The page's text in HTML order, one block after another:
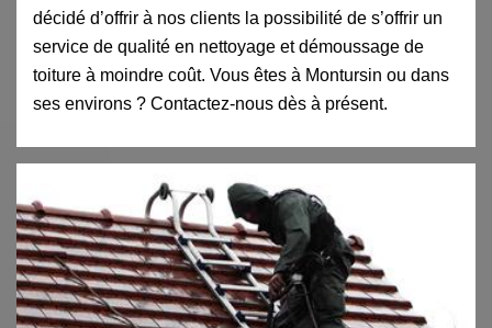
décidé d’offrir à nos clients la possibilité de s’offrir un
service de qualité en nettoyage et démoussage de
toiture à moindre coût. Vous êtes à Montursin ou dans
ses environs ? Contactez-nous dès à présent.